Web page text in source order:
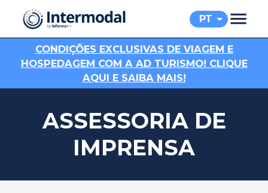
PT
CONDIÇÕES EXCLUSIVAS DE VIAGEM E
HOSPEDAGEM COM A AD TURISMO! CLIQUE
AQUI E SAIBA MAIS!
ASSESSORIA DE
IMPRENSA